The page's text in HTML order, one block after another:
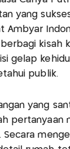
yang
Ambyar
kisah
gelap
publik.
yang
pertanyaan
Secara